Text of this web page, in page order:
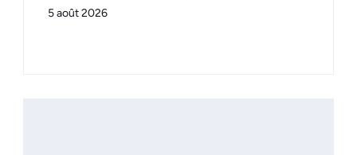
5 août 2026